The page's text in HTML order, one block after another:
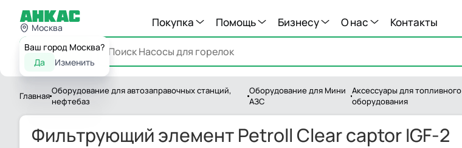
Москва
Ваш город Москва?
Да
Изменить
Покупка Помощь Бизнесу О нас Контакты
Каталог
ГлавнаяОборудование для автозаправочных станций,
нефтебаз
Оборудование для Мини
АЗС
Аксессуары для топливного
оборудования
Фильтрующий элемент Petroll Clear captor IGF-2